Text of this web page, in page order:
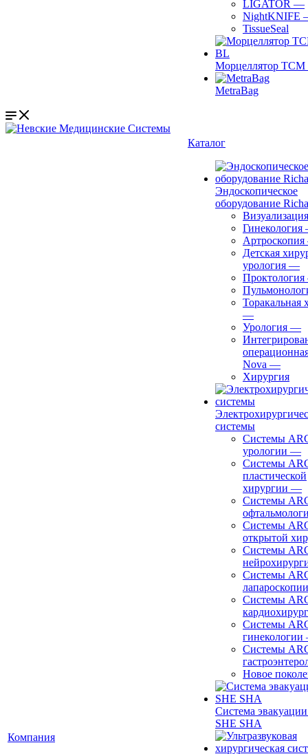
LIGATOR —
NightKNIFE
TissueSeal
Морцеллятор ТСМ
MetraBag
Компания
Каталог
Эндоскопическое
оборудование
Визуализация
Гинекология
Артроскопия
Детская
урология —
Проктология
Торакальная
—
Урология —
Nova —
Хирургия
системы
Системы
урологии —
Системы
пластической
хирургии —
Системы
Системы
открытой
Системы
Системы
лапароскопии
Системы
Системы
гинекологии
Системы
Новое
Система
SHE SHA